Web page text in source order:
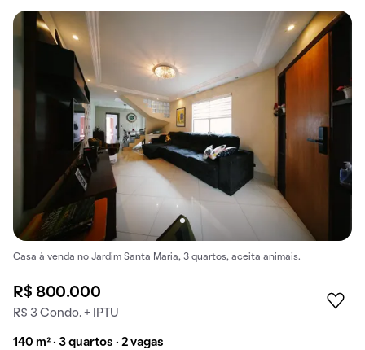
Casa à venda no Jardim Santa Maria, 3 quartos, aceita animais.
R$ 800.000
R$ 3 Condo. + IPTU
140 m² · 3 quartos · 2 vagas